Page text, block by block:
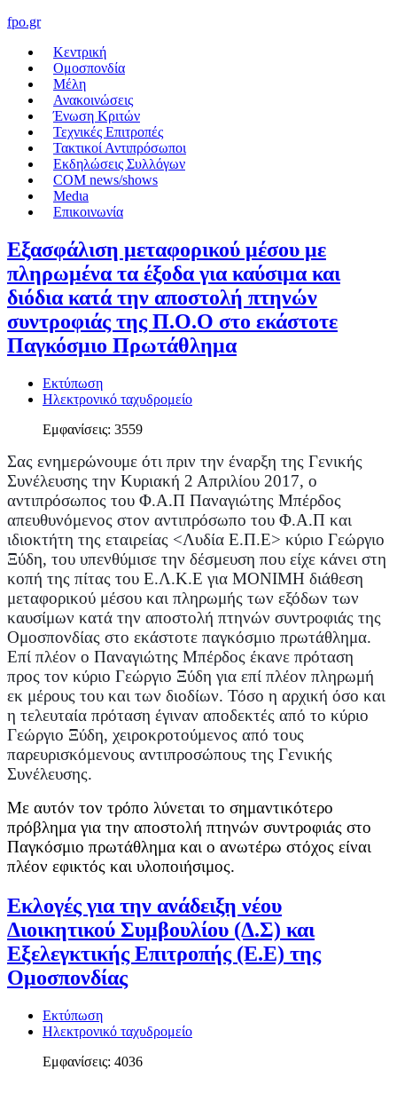
fpo.gr
Κεντρική
Ομοσπονδία
Μέλη
Ανακοινώσεις
Ένωση Κριτών
Τεχνικές Επιτροπές
Τακτικοί Αντιπρόσωποι
Εκδηλώσεις Συλλόγων
COM news/shows
Medιa
Επικοινωνία
Εξασφάλιση μεταφορικού μέσου με
πληρωμένα τα έξοδα για καύσιμα και
διόδια κατά την αποστολή πτηνών
συντροφιάς της Π.Ο.Ο στο εκάστοτε
Παγκόσμιο Πρωτάθλημα
Εκτύπωση
Ηλεκτρονικό ταχυδρομείο
Εμφανίσεις: 3559
Σας ενημερώνουμε ότι πριν την έναρξη της Γενικής
Συνέλευσης την Κυριακή 2 Απριλίου 2017, ο
αντιπρόσωπος του Φ.Α.Π Παναγιώτης Μπέρδος
απευθυνόμενος στον αντιπρόσωπο του Φ.Α.Π και
ιδιοκτήτη της εταιρείας <Λυδία Ε.Π.Ε> κύριο Γεώργιο
Ξύδη, του υπενθύμισε την δέσμευση που είχε κάνει στη
κοπή της πίτας του Ε.Λ.Κ.Ε για ΜΟΝΙΜΗ διάθεση
μεταφορικού μέσου και πληρωμής των εξόδων των
καυσίμων κατά την αποστολή πτηνών συντροφιάς της
Ομοσπονδίας στο εκάστοτε παγκόσμιο πρωτάθλημα.
Επί πλέον ο Παναγιώτης Μπέρδος έκανε πρόταση
προς τον κύριο Γεώργιο Ξύδη για επί πλέον πληρωμή
εκ μέρους του και των διοδίων. Τόσο η αρχική όσο και
η τελευταία πρόταση έγιναν αποδεκτές από το κύριο
Γεώργιο Ξύδη, χειροκροτούμενος από τους
παρευρισκόμενους αντιπροσώπους της Γενικής
Συνέλευσης.
Με αυτόν τον τρόπο λύνεται το σημαντικότερο
πρόβλημα για την αποστολή πτηνών συντροφιάς στο
Παγκόσμιο πρωτάθλημα και ο ανωτέρω στόχος είναι
πλέον εφικτός και υλοποιήσιμος.
Εκλογές για την ανάδειξη νέου
Διοικητικού Συμβουλίου (Δ.Σ) και
Εξελεγκτικής Επιτροπής (Ε.Ε) της
Ομοσπονδίας
Εκτύπωση
Ηλεκτρονικό ταχυδρομείο
Εμφανίσεις: 4036